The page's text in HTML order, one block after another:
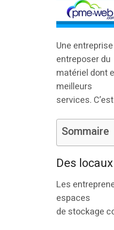
Une
entreposer du
matériel dont
meilleurs
services.
Sommaire
Des
Les
espaces
de stockage